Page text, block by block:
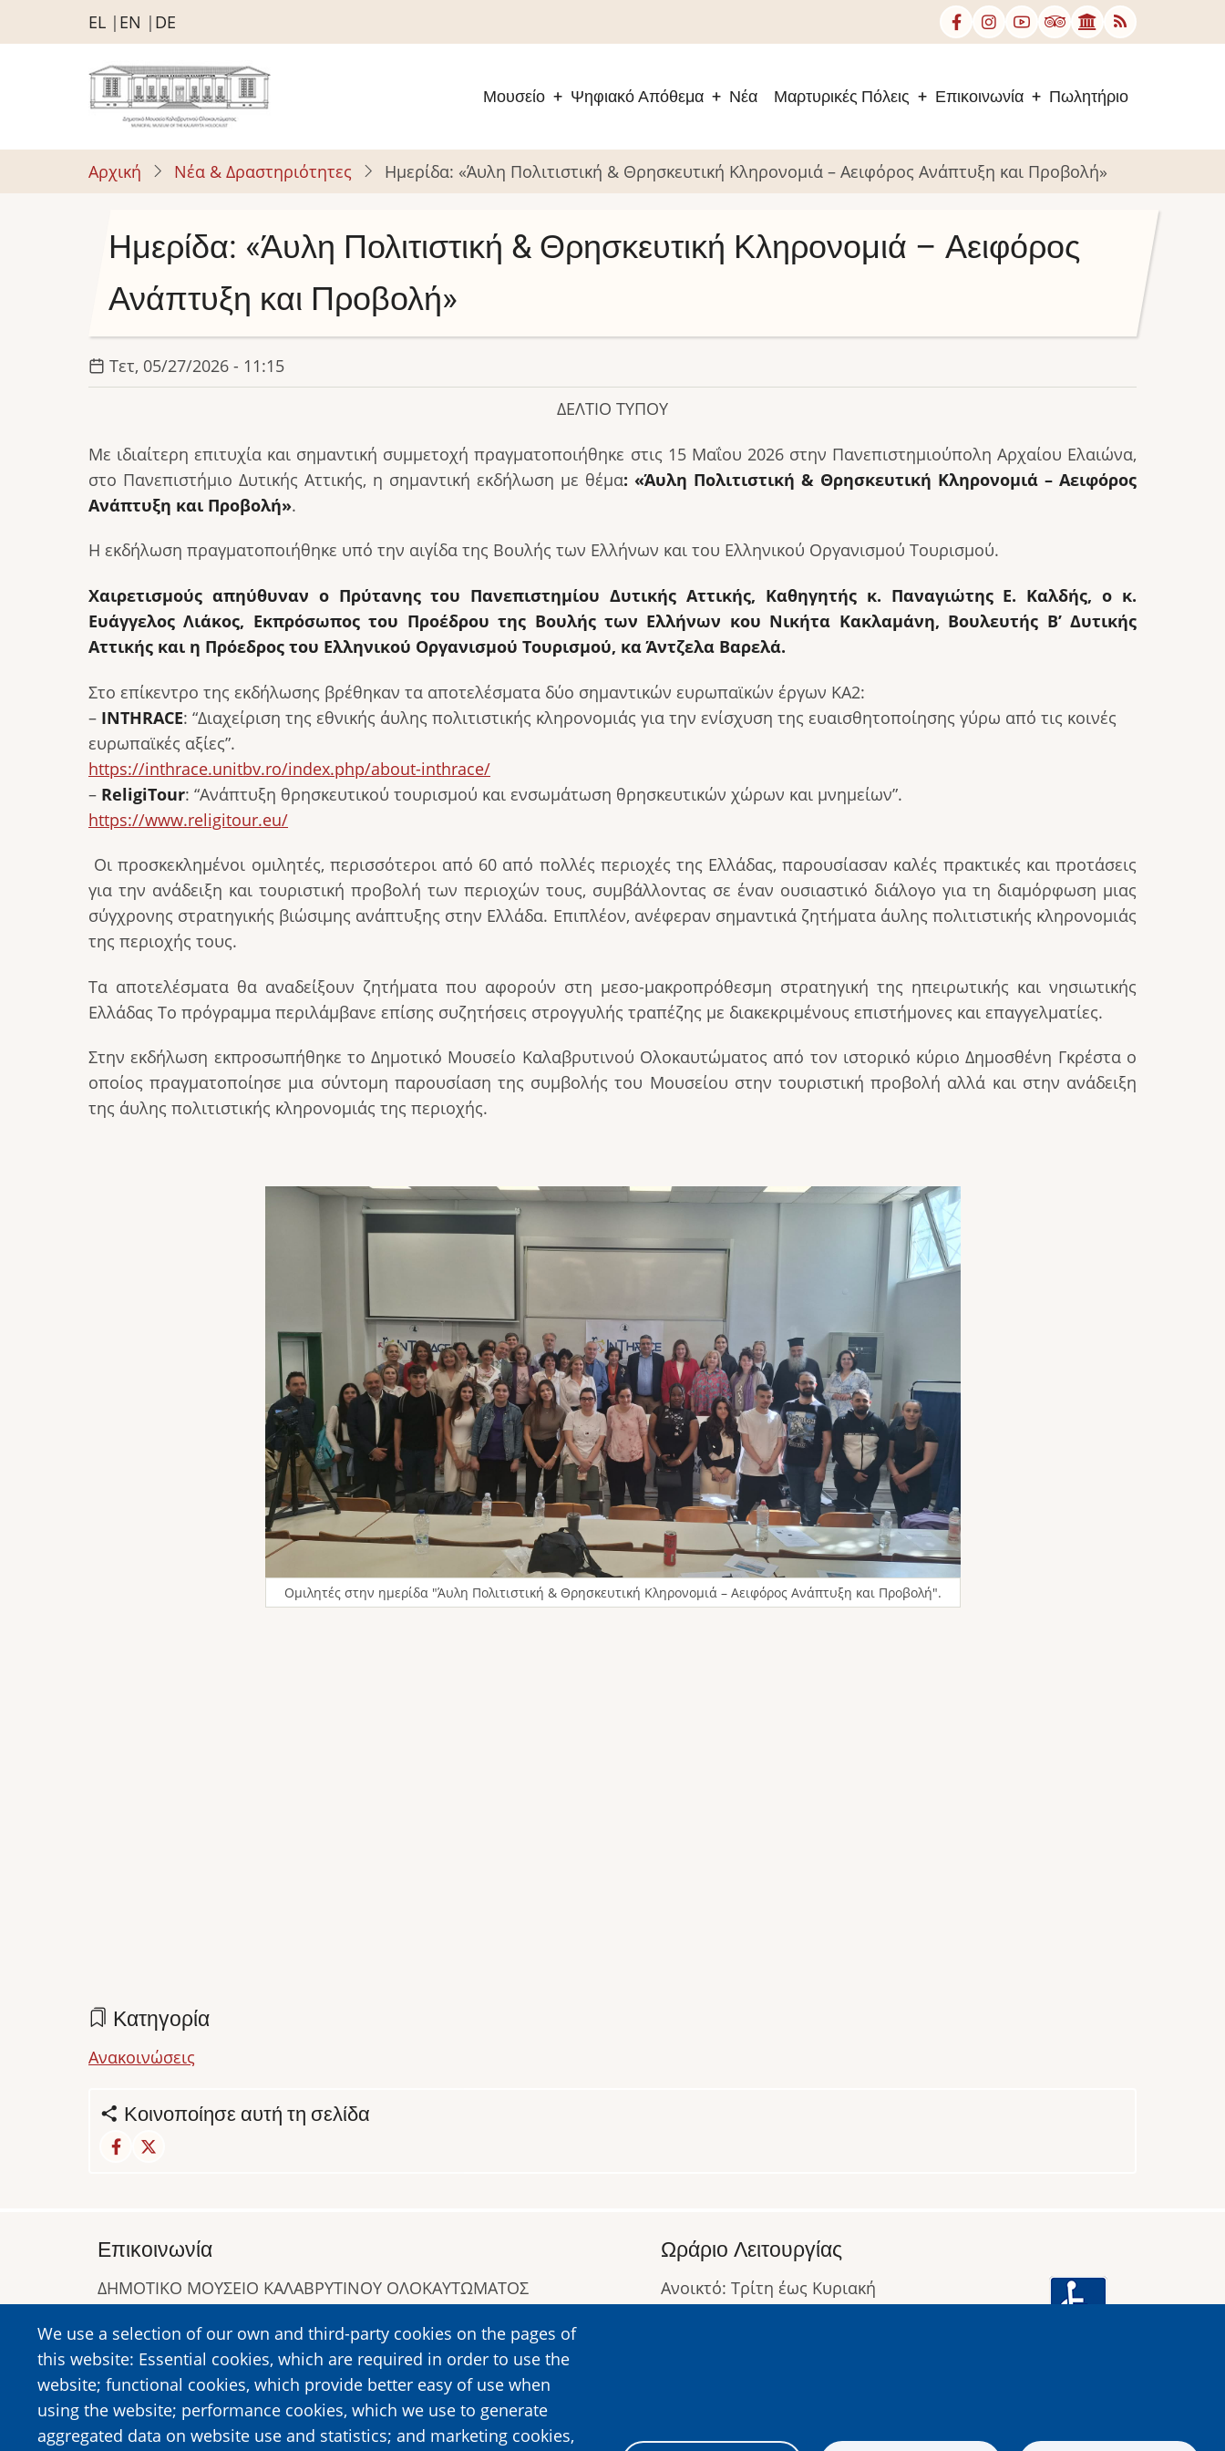
Παράκαμψη
προς
περιεχόμενο
EL EN DE
Μουσείο Ψηφιακό Απόθεμα Νέα Μαρτυρικές Πόλεις Επικοινωνία Πωλητήριο
Αρχική Νέα & Δραστηριότητες Ημερίδα: «Άυλη Πολιτιστική & Θρησκευτική Κληρονομιά – Αειφόρος Ανάπτυξη και Προβολή»
Ημερίδα: «Άυλη Πολιτιστική & Θρησκευτική Κληρονομιά – Αειφόρος
Ανάπτυξη και Προβολή»
Τετ, 05/27/2026 - 11:15
ΔΕΛΤΙΟ ΤΥΠΟΥ
Με ιδιαίτερη επιτυχία και σημαντική συμμετοχή πραγματοποιήθηκε στις 15 Μαΐου 2026 στην Πανεπιστημιούπολη Αρχαίου Ελαιώνα,
στο Πανεπιστήμιο Δυτικής Αττικής, η σημαντική εκδήλωση με θέμα: «Άυλη Πολιτιστική & Θρησκευτική Κληρονομιά – Αειφόρος
Ανάπτυξη και Προβολή».
Η εκδήλωση πραγματοποιήθηκε υπό την αιγίδα της Βουλής των Ελλήνων και του Ελληνικού Οργανισμού Τουρισμού.
Χαιρετισμούς απηύθυναν ο Πρύτανης του Πανεπιστημίου Δυτικής Αττικής, Καθηγητής κ. Παναγιώτης Ε. Καλδής, ο κ.
Ευάγγελος Λιάκος, Εκπρόσωπος του Προέδρου της Βουλής των Ελλήνων κου Νικήτα Κακλαμάνη, Βουλευτής Β’ Δυτικής
Αττικής και η Πρόεδρος του Ελληνικού Οργανισμού Τουρισμού, κα Άντζελα Βαρελά.
Στο επίκεντρο της εκδήλωσης βρέθηκαν τα αποτελέσματα δύο σημαντικών ευρωπαϊκών έργων ΚΑ2:
– INTHRACE: “Διαχείριση της εθνικής άυλης πολιτιστικής κληρονομιάς για την ενίσχυση της ευαισθητοποίησης γύρω από τις κοινές
ευρωπαϊκές αξίες”.
https://inthrace.unitbv.ro/index.php/about-inthrace/
– ReligiTour: “Ανάπτυξη θρησκευτικού τουρισμού και ενσωμάτωση θρησκευτικών χώρων και μνημείων”.
https://www.religitour.eu/
Οι προσκεκλημένοι ομιλητές, περισσότεροι από 60 από πολλές περιοχές της Ελλάδας, παρουσίασαν καλές πρακτικές και προτάσεις
για την ανάδειξη και τουριστική προβολή των περιοχών τους, συμβάλλοντας σε έναν ουσιαστικό διάλογο για τη διαμόρφωση μιας
σύγχρονης στρατηγικής βιώσιμης ανάπτυξης στην Ελλάδα. Επιπλέον, ανέφεραν σημαντικά ζητήματα άυλης πολιτιστικής κληρονομιάς
της περιοχής τους.
Τα αποτελέσματα θα αναδείξουν ζητήματα που αφορούν στη μεσο-μακροπρόθεσμη στρατηγική της ηπειρωτικής και νησιωτικής
Ελλάδας Το πρόγραμμα περιλάμβανε επίσης συζητήσεις στρογγυλής τραπέζης με διακεκριμένους επιστήμονες και επαγγελματίες.
Στην εκδήλωση εκπροσωπήθηκε το Δημοτικό Μουσείο Καλαβρυτινού Ολοκαυτώματος από τον ιστορικό κύριο Δημοσθένη Γκρέστα ο
οποίος πραγματοποίησε μια σύντομη παρουσίαση της συμβολής του Μουσείου στην τουριστική προβολή αλλά και στην ανάδειξη
της άυλης πολιτιστικής κληρονομιάς της περιοχής.
Ομιλητές στην ημερίδα "Άυλη Πολιτιστική & Θρησκευτική Κληρονομιά – Αειφόρος Ανάπτυξη και Προβολή".
Κατηγορία
Ανακοινώσεις
Κοινοποίησε αυτή τη σελίδα
We use a selection of our own and third-party cookies on the pages of
this website: Essential cookies, which are required in order to use the
website; functional cookies, which provide better easy of use when
using the website; performance cookies, which we use to generate
aggregated data on website use and statistics; and marketing cookies,
Επικοινωνία
ΔΗΜΟΤΙΚΟ ΜΟΥΣΕΙΟ ΚΑΛΑΒΡΥΤΙΝΟΥ ΟΛΟΚΑΥΤΩΜΑΤΟΣ
Τηλ:2692023646, 2692360220
https://www.dmko.gr || info@dmko.gr
Ωράριο Λειτουργίας
Ανοικτό: Τρίτη έως Κυριακή